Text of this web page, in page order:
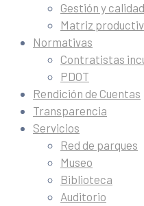
Gestión y
Matriz
Normativas
Contratistas
PDOT
Rendición de Cuentas
Transparencia
Servicios
Red de parques
Museo
Biblioteca
Auditorio